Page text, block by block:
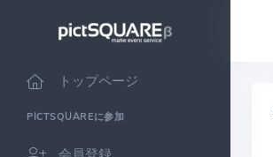
トップページ
PICTSQUAREに参加